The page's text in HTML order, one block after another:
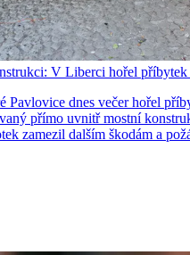
V Liberci hořel příbytek
Pavlovice dnes večer hořel
přímo uvnitř mostní
zamezil dalším škodám a